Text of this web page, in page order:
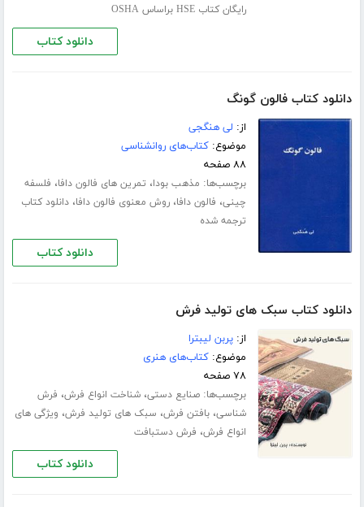
رایگان کتاب HSE براساس OSHA
دانلود کتاب
دانلود کتاب فالون گونگ
از: لی هنگجی
موضوع:کتاب‌های روانشناسی
۸۸ صفحه
برچسب‌ها: مذهب بودا، تمرین های فالون دافا، فلسفه
چینی، فالون دافا،روش معنوی فالون دافا،دانلود کتاب
ترجمه شده
دانلود کتاب
دانلود کتاب سبک های تولید فرش
از:پربن لیبترا
موضوع:کتاب‌های هنری
۷۸ صفحه
برچسب‌ها:صنایع دستی،شناخت انواع فرش، فرش
شناسی،بافتن فرش، سبک های تولید فرش، ویژگی های
انواع فرش، فرش دستبافت
دانلود کتاب